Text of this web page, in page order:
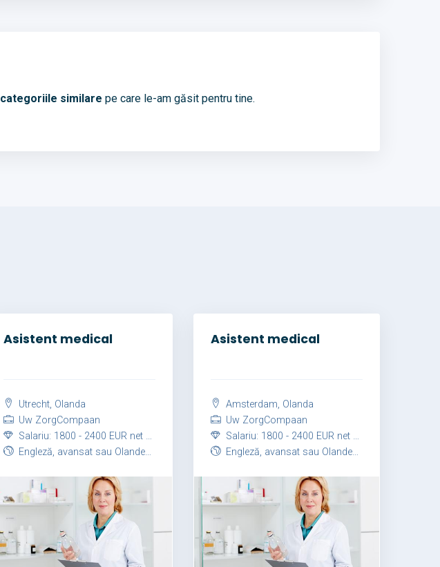
categoriile similare pe care le-am găsit pentru tine.
Asistent medical
Utrecht, Olanda
Uw ZorgCompaan
Salariu: 1800 - 2400 EUR net / lună
Engleză, avansat sau Olandeză, avansat
Asistent medical
Amsterdam, Olanda
Uw ZorgCompaan
Salariu: 1800 - 2400 EUR net / lună
Engleză, avansat sau Olandeză, avansat